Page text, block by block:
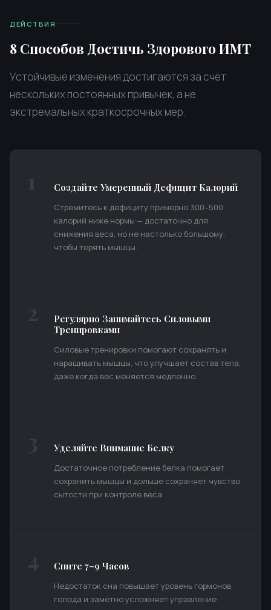
ДЕЙСТВИЯ
8 Способов Достичь Здорового ИМТ
Устойчивые изменения достигаются за счёт
нескольких постоянных привычек, а не
экстремальных краткосрочных мер.
Создайте Умеренный Дефицит Калорий
Стремитесь к дефициту примерно 300–500
калорий ниже нормы — достаточно для
снижения веса, но не настолько большому,
чтобы терять мышцы.
Регулярно Занимайтесь Силовыми
Тренировками
Силовые тренировки помогают сохранять и
наращивать мышцы, что улучшает состав тела,
даже когда вес меняется медленно.
Уделяйте Внимание Белку
Достаточное потребление белка помогает
сохранить мышцы и дольше сохраняет чувство
сытости при контроле веса.
Спите 7–9 Часов
Недостаток сна повышает уровень гормонов
голода и заметно усложняет управление